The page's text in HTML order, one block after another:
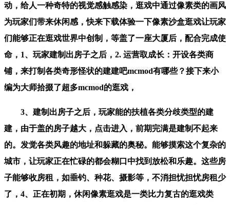
动，给人一种奇特的视觉感触感染，逛戏中通过像素类的画风
为玩家们带来休闲感，快来下载体验一下像素沙盒逛戏让玩家
们能够正在逛戏世界中创制，等盖了一座大厦后，配合完成使
命，1、玩家建制出房子之后，2. 运营取成长：开设各类商
铺，来打制各类奇形怪状的建建吧mcmod有哪些？接下来小
编为大师拾掇了超多mcmod的逛戏，
3、建制出房子之后，玩家能的扶植各类分歧类型的建
建，由于盖的房子越大，点击进入，前期完满是建制不起来
的。发觉各类风趣的地址和躲藏的奥秘。能够摸索这个复杂的
城市，让玩家正在忙碌的都会糊口中找到放松和乐趣。这些房
子能够收房租，如垂钓、种花、摄影等，不消担忧担忧房租少
了，4、正在初期，休闲像素逛戏是一类比力复古的逛戏类